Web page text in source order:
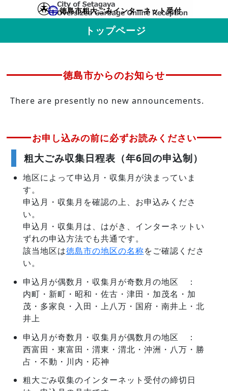
徳島市粗大ごみインターネット受付
トップページ
徳島市からのお知らせ
There are presently no new announcements.
お申し込みの前に必ずお読みください
粗大ごみ収集日程表（年6回の申込制）
地区によって申込月・収集月が決まっていま
す。
申込月・収集月を確認の上、お申込みくださ
い。
申込月・収集月は、はがき、インターネットい
ずれの申込方法でも共通です。
該当地区は徳島市の地区の名称をご確認くださ
い。
申込月が偶数月・収集月が奇数月の地区 ：
内町・新町・昭和・佐古・津田・加茂名・加
茂・多家良・入田・上八万・国府・南井上・北
井上
申込月が奇数月・収集月が偶数月の地区 ：
西富田・東富田・渭東・渭北・沖洲・八万・勝
占・不動・川内・応神
粗大ごみ収集のインターネット受付の締切日